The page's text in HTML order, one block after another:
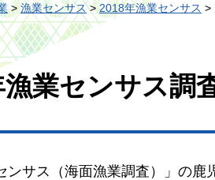
>漁業センサス>2018年漁業センサス >
業センサス調
サス（海面漁業調査）」の鹿